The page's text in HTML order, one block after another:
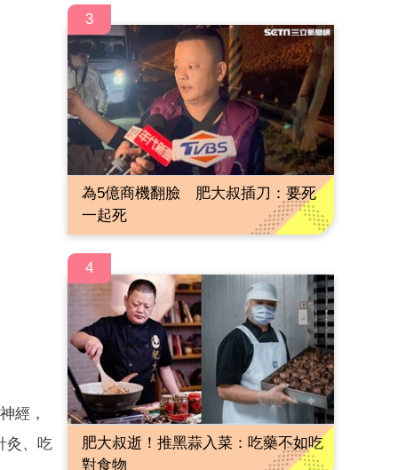
經，
灸、吃
3
為5億商機翻臉 肥大叔插刀：要死
一起死
4
肥大叔逝！推黑蒜入菜：吃藥不如吃
對食物